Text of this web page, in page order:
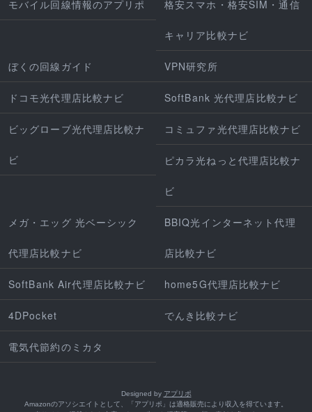
モバイル回線情報のアプリポ 格安スマホ・格安SIM・通信
キャリア比較ナビ
ぼくの回線ガイド VPN研究所
ドコモ光代理店比較ナビ SoftBank 光代理店比較ナビ
ビッグローブ光代理店比較ナ
ビ
コミュファ光代理店比較ナビ
ピカラ光ねっと代理店比較ナ
ビ
メガ・エッグ 光ベーシック
代理店比較ナビ
BBIQ光インターネット代理
店比較ナビ
SoftBank Air代理店比較ナビ home5G代理店比較ナビ
4DPocket でんき比較ナビ
電気代節約のミカタ
Designed by アプリポ
Amazonのアソシエイトとして、「アプリポ」は適格販売により収入を得ています。